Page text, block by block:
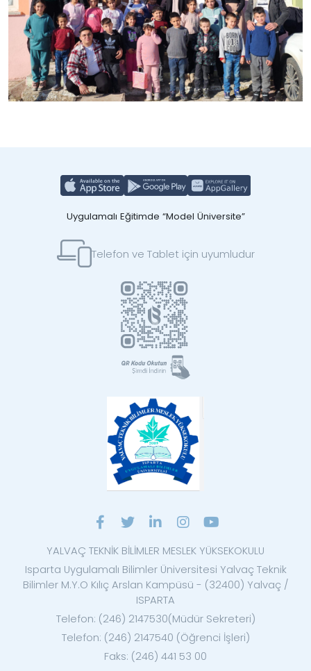
Uygulamalı Eğitimde “Model Üniversite”
Telefon ve Tablet için uyumludur
YALVAÇ TEKNİK BİLİMLER MESLEK YÜKSEKOKULU
Isparta Uygulamalı Bilimler Üniversitesi Yalvaç Teknik
Bilimler M.Y.O Kılıç Arslan Kampüsü - (32400) Yalvaç /
ISPARTA
Telefon: (246) 2147530(Müdür Sekreteri)
Telefon: (246) 2147540 (Öğrenci İşleri)
Faks: (246) 441 53 00